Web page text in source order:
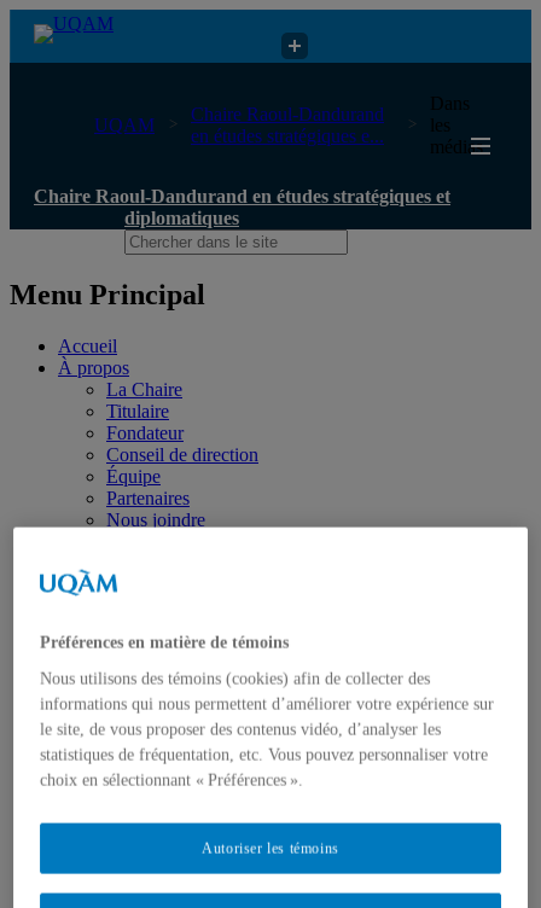
Chaire Raoul-Dandurand en études stratégiques et diplomatiques
UQAM
Chaire Raoul-Dandurand
en études stratégiques e...
Dans
les
médias
Chaire Raoul-Dandurand en études stratégiques et
diplomatiques
Menu Principal
Accueil
À propos
La Chaire
Titulaire
Fondateur
Conseil de direction
Équipe
Partenaires
Nous joindre
Centre FrancoPaix
Conflits multidimensionnels
Accueil
Répertoire
Chercheur-e-s
Tou-te-s les chercheur-e-s
États-Unis
Centre FrancoPaix
Moyen-Orient et Afrique du Nord
Conflits multidimensionnels
Toutes les publications
Préférences en matière de témoins
Nous utilisons des témoins (cookies) afin de collecter des
informations qui nous permettent d’améliorer votre expérience sur
le site, de vous proposer des contenus vidéo, d’analyser les
statistiques de fréquentation, etc. Vous pouvez personnaliser votre
choix en sélectionnant « Préférences ».
Autoriser les témoins